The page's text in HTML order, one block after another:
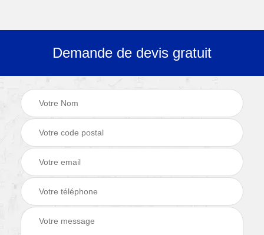
Demande de devis gratuit